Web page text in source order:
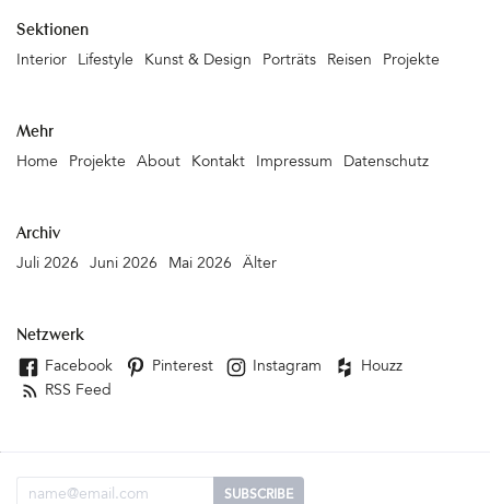
Sektionen
Interior Lifestyle Kunst & Design Porträts Reisen Projekte
Mehr
Home Projekte About Kontakt Impressum Datenschutz
Archiv
Juli 2026 Juni 2026 Mai 2026 Älter
Netzwerk
Facebook Pinterest Instagram
Houzz
RSS Feed
Email Adresse SUBSCRIBE